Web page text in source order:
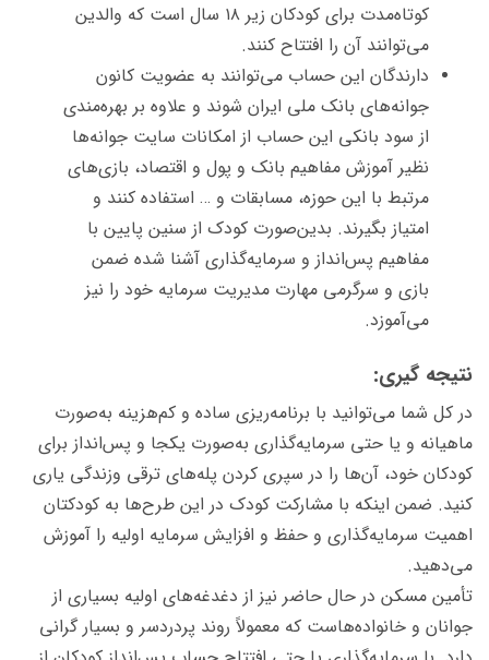
کوتاه‌مدت برای کودکان زیر ۱۸ سال است که والدین
می‌توانند آن را افتتاح کنند.
دارندگان این حساب می‌توانند به عضویت کانون
جوانه‌های بانک‌ ملی ایران شوند و علاوه بر بهره‌مندی
از سود بانکی این حساب از امکانات سایت جوانه‌ها
نظیر آموزش مفاهیم بانک و پول و اقتصاد، بازی‌های
مرتبط با این حوزه، مسابقات و … استفاده کنند و
امتیاز بگیرند. بدین‌صورت کودک از سنین پایین با
مفاهیم پس‌انداز و سرمایه‌گذاری آشنا شده ضمن
بازی و سرگرمی مهارت مدیریت سرمایه خود را نیز
می‌آموزد.
نتیجه گیری:
در کل شما می‌توانید با برنامه‌ریزی ساده و کم‌هزینه به‌صورت
ماهیانه و یا حتی سرمایه‌گذاری به‌صورت یکجا و پس‌انداز برای
کودکان خود، آن‌ها را در سپری کردن پله‌های ترقی وزندگی یاری
کنید. ضمن اینکه با مشارکت کودک در این طرح‌ها به کودکتان
اهمیت سرمایه‌گذاری و حفظ و افزایش سرمایه اولیه را آموزش
می‌دهید.
تأمین مسکن در حال حاضر نیز از دغدغه‌های اولیه بسیاری از
جوانان و خانواده‌هاست که معمولاً روند پردردسر و بسیار گرانی